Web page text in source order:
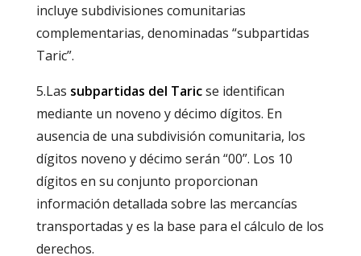
incluye subdivisiones comunitarias
complementarias, denominadas “subpartidas
Taric”.
5.Las subpartidas del Taricse identifican
mediante un noveno y décimo dígitos. En
ausencia de una subdivisión comunitaria, los
dígitos noveno y décimo serán “00”. Los 10
dígitos en su conjunto proporcionan
información detallada sobre las mercancías
transportadas y es la base para el cálculo de los
derechos.